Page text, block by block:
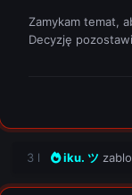
Zamykam temat,
Decyzję
3 l iku. ツ